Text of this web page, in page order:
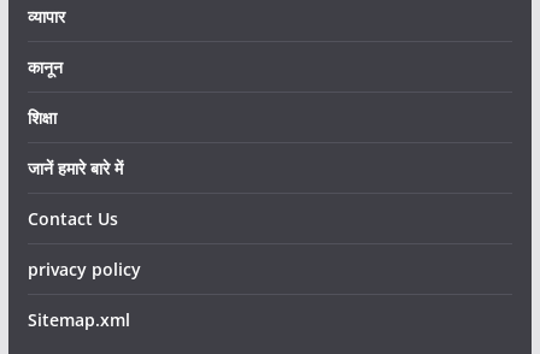
व्यापार
कानून
शिक्षा
जानें हमारे बारे में
Contact Us
privacy policy
Sitemap.xml